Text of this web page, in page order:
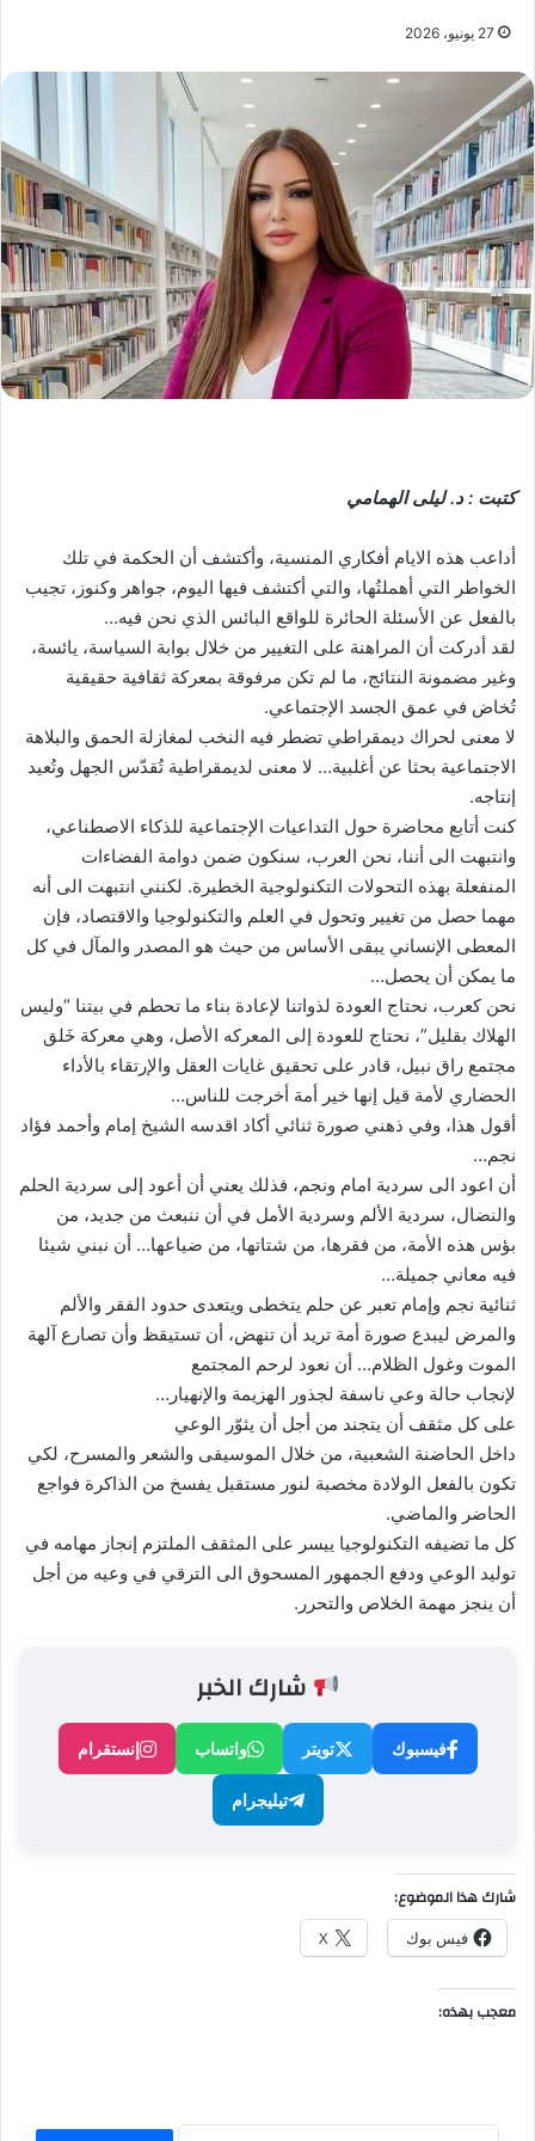
27 يونيو، 2026
كتبت : د. ليلى الهمامي
أداعب هذه الايام أفكاري المنسية، وأكتشف أن الحكمة في تلك
الخواطر التي أهملتُها، والتي أكتشف فيها اليوم، جواهر وكنوز، تجيب
بالفعل عن الأسئلة الحائرة للواقع البائس الذي نحن فيه…
لقد أدركت أن المراهنة على التغيير من خلال بوابة السياسة، يائسة،
وغير مضمونة النتائج، ما لم تكن مرفوقة بمعركة ثقافية حقيقية
تُخاض في عمق الجسد الإجتماعي.
لا معنى لحراك ديمقراطي تضطر فيه النخب لمغازلة الحمق والبلاهة
الاجتماعية بحثا عن أغلبية… لا معنى لديمقراطية تُقدّس الجهل وتُعيد
إنتاجه.
كنت أتابع محاضرة حول التداعيات الإجتماعية للذكاء الاصطناعي،
وانتبهت الى أننا، نحن العرب، سنكون ضمن دوامة الفضاءات
المنفعلة بهذه التحولات التكنولوجية الخطيرة. لكنني انتبهت الى أنه
مهما حصل من تغيير وتحول في العلم والتكنولوجيا والاقتصاد، فإن
المعطى الإنساني يبقى الأساس من حيث هو المصدر والمآل في كل
ما يمكن أن يحصل…
نحن كعرب، نحتاج العودة لذواتنا لإعادة بناء ما تحطم في بيتنا “وليس
الهلاك بقليل”، نحتاج للعودة إلى المعركه الأصل، وهي معركة خَلق
مجتمع راق نبيل، قادر على تحقيق غايات العقل والإرتقاء بالأداء
الحضاري لأمة قيل إنها خير أمة أخرجت للناس…
أقول هذا، وفي ذهني صورة ثنائي أكاد اقدسه الشيخ إمام وأحمد فؤاد
نجم…
أن اعود الى سردية امام ونجم، فذلك يعني أن أعود إلى سردية الحلم
والنضال، سردية الألم وسردية الأمل في أن ننبعث من جديد، من
بؤس هذه الأمة، من فقرها، من شتاتها، من ضياعها… أن نبني شيئا
فيه معاني جميلة…
ثنائية نجم وإمام تعبر عن حلم يتخطى ويتعدى حدود الفقر والألم
والمرض ليبدع صورة أمة تريد أن تنهض، أن تستيقظ وأن تصارع آلهة
الموت وغول الظلام… أن نعود لرحم المجتمع
لإنجاب حالة وعي ناسفة لجذور الهزيمة والإنهيار…
على كل مثقف أن يتجند من أجل أن يثوّر الوعي
داخل الحاضنة الشعبية، من خلال الموسيقى والشعر والمسرح، لكي
تكون بالفعل الولادة مخصبة لنور مستقبل يفسخ من الذاكرة فواجع
الحاضر والماضي.
كل ما تضيفه التكنولوجيا ييسر على المثقف الملتزم إنجاز مهامه في
توليد الوعي ودفع الجمهور المسحوق الى الترقي في وعيه من أجل
أن ينجز مهمة الخلاص والتحرر.
شارك الخبر
فيسبوك تويتر واتساب إنستقرام
تيليجرام
شارك هذا الموضوع:
فيس بوك X
معجب بهذه: